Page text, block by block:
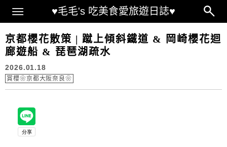
♥毛毛's 吃美食愛旅遊日誌♥
Main Menu
京都櫻花散策 | 蹴上傾斜鐵道 & 岡崎櫻花迴
廊遊船 & 琵琶湖疏水
2026.01.18
賞櫻❀京都大阪奈良❀